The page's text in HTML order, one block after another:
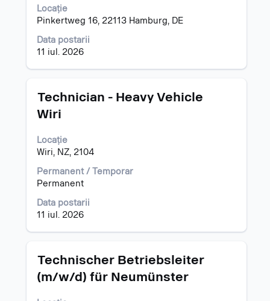
Locație
Pinkertweg 16, 22113 Hamburg, DE
Data postarii
11 iul. 2026
a
vizualiza
conținut
al
Titlu
Technician - Heavy Vehicle
Wiri
Locație
Wiri, NZ, 2104
Permanent / Temporar
Permanent
Data postarii
11 iul. 2026
Selectați
tasta
pentru
a
vizualiza
întregul
al
informațiilor
Titlu
Technischer Betriebsleiter
(m/w/d) für Neumünster
Selectați
tasta